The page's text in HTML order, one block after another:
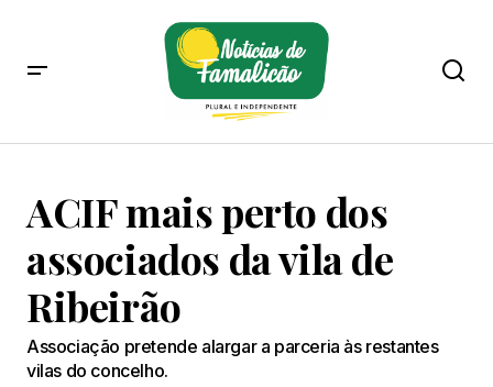
ACIF mais perto dos
associados da vila de
Ribeirão
Associação pretende alargar a parceria às restantes
vilas do concelho.